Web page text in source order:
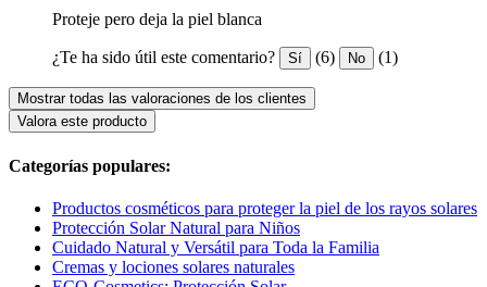
Proteje pero deja la piel blanca
¿Te ha sido útil este comentario? Sí (6) No (1)
Mostrar todas las valoraciones de los clientes
Valora este producto
Categorías populares:
Productos cosméticos para proteger la piel de los rayos solares
Protección Solar Natural para Niños
Cuidado Natural y Versátil para Toda la Familia
Cremas y lociones solares naturales